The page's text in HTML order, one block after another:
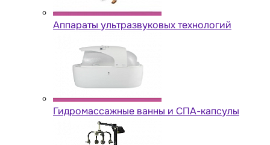
Аппараты ультразвуковых технологий
Гидромассажные ванны и СПА-капсулы